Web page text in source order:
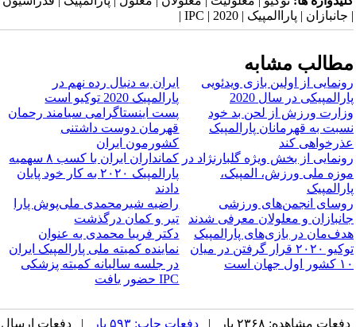
| جانبازان | پاراالمپیک | 2020 | IPC |
مطالب مشابه
رونمایی از اولین بازی ویدئویی
پارالمپیکی در سال 2020
​ایران به دنبال رده نهم در
پارالمپیک 2020 توکیو است
وزارت ورزش از لحن بد خود
نسبت به قهرمانان پارالمپیک
عذرخواهی کند
پست اینستاگرامی سیامند رحمان
قهرمان دوست داشتنی
کشورمون ایران
رونمایی از بخش ویژه گلبارنژاد در
موزه ملی ورزش، المپیک،
پارالمپیک
کمانداران ایران با کسب ۸ سهمیه
پارالمپیک ۲۰۲۰ به کار خود پایان
دادند
روسای انجمن‌های ورزشی
جانبازان و معلولان معرفی شدند
راضیه شیرمحمدی ملی‌پوش پارا
تیر و کمان درگذشت
هدف‌مان در بازی‌های پارالمپیک
توکیو ۲۰۲۰ قرار گرفتن در میان
۱۰ کشور اول جهان است
دکتر فریبا محمدی به عنوان
نماینده کمیته ملی پارالمپیک ایران
در جلسه سالیانه کمیته پزشکی
IPC حضور یافت
دفعات مشاهده: ۲۳۶۸ بار | دفعات چاپ: ۵۹۳ بار | دفعات ارسال